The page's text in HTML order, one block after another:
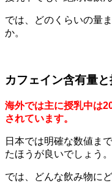
では、どのくらいの量
か。
カフェイン含有量
海外では主に授乳中は
されています。
日本では明確な数値ま
たほうが良いでしょう。
では、どんな飲み物に